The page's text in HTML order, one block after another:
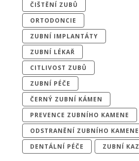
ČIŠTĚNÍ ZUBŮ
ORTODONCIE
ZUBNÍ IMPLANTÁTY
ZUBNÍ LÉKAŘ
CITLIVOST ZUBŮ
ZUBNÍ PÉČE
ČERNÝ ZUBNÍ KÁMEN
PREVENCE ZUBNÍHO KAMENE
ODSTRANĚNÍ ZUBNÍHO KAMENE
DENTÁLNÍ PÉČE
ZUBNÍ KAZ